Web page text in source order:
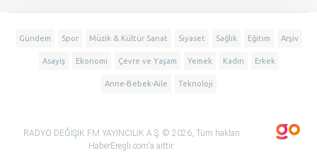
Gündem Spor Müzik & Kültür Sanat Siyaset Sağlık Eğitim Arşiv
Asayiş Ekonomi Çevre ve Yaşam Yemek Kadın Erkek
Anne-Bebek-Aile Teknoloji
RADYO DEĞİŞİK FM YAYINCILIK A.Ş. © 2026, Tüm hakları
HaberEregli.com'a aittir.